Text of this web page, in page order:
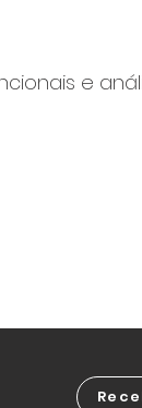
e